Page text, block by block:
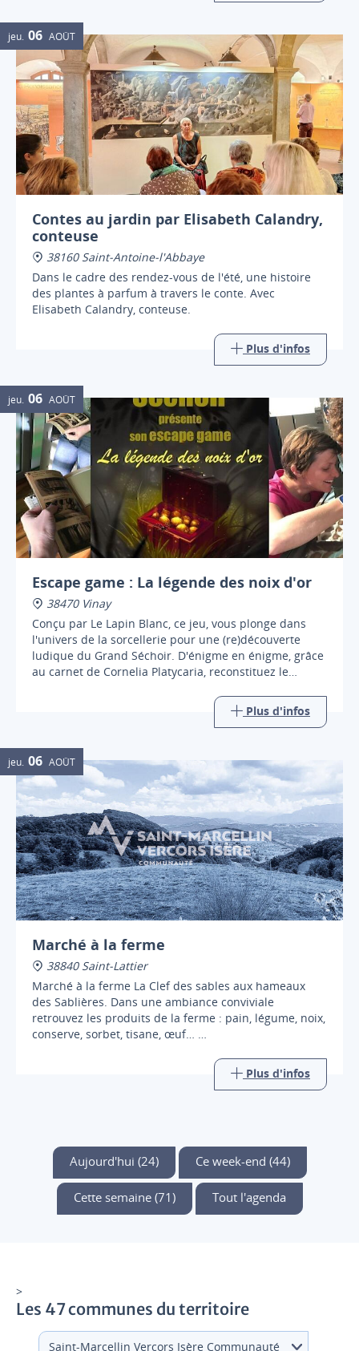
jeu. 06 AOÛT
Contes au jardin par Elisabeth Calandry,
conteuse
38160 Saint-Antoine-l'Abbaye
Dans le cadre des rendez-vous de l'été, une histoire
des plantes à parfum à travers le conte. Avec
Elisabeth Calandry, conteuse.
Plus d'infos
jeu. 06 AOÛT
Escape game : La légende des noix d'or
38470 Vinay
Conçu par Le Lapin Blanc, ce jeu, vous plonge dans
l'univers de la sorcellerie pour une (re)découverte
ludique du Grand Séchoir. D'énigme en énigme, grâce
au carnet de Cornelia Platycaria, reconstituez le
Plus d'infos
jeu. 06 AOÛT
Marché à la ferme
38840 Saint-Lattier
Marché à la ferme La Clef des sables aux hameaux
des Sablières. Dans une ambiance conviviale
retrouvez les produits de la ferme : pain, légume, noix,
conserve, sorbet, tisane, œuf…
Plus d'infos
Aujourd'hui (24) Ce week-end (44)
Cette semaine (71) Tout l'agenda
>
Les 47 communes du territoire